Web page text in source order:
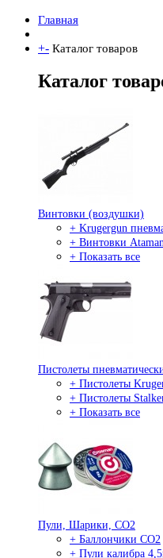
Главная
+- Каталог товаров
Каталог
Винтовки (воздушки)
+ Krugergun
+ Винтовки
+ Показать все
Пистолеты
+ Пистолеты
+ Пистолеты
+ Показать все
Пули, Шарики, СО2
+ Баллончики СО2
+ Пули калибра